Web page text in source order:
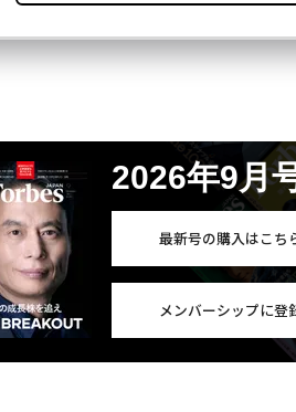
2026年9月
最新号の購入はこち
メンバーシップに登